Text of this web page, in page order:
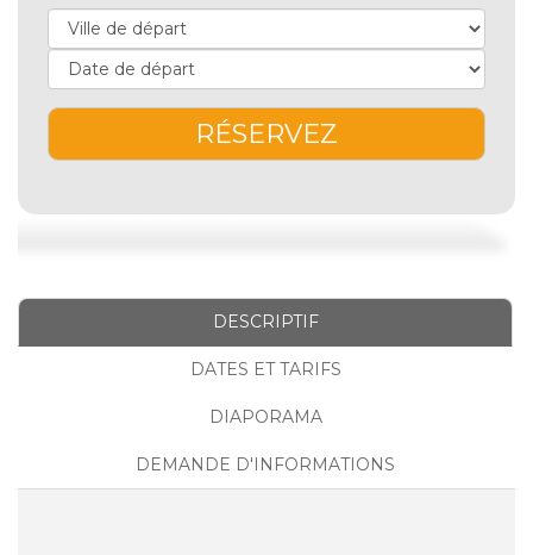
RÉSERVEZ
DESCRIPTIF
DATES ET TARIFS
DIAPORAMA
DEMANDE D'INFORMATIONS